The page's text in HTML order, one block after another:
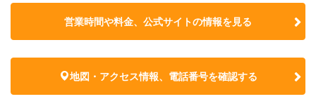
営業時間や料金、公式サイトの情報を見る
地図・アクセス情報、電話番号を確認する